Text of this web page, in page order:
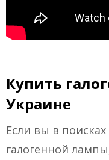
Купить
Украине
Если вы в
галогенной